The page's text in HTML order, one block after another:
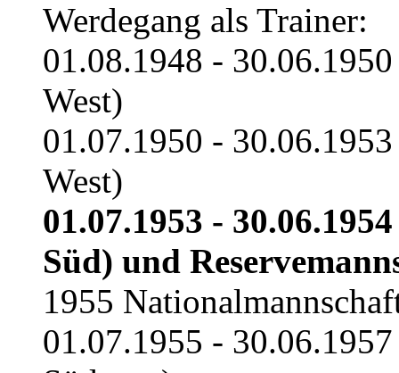
Werdegang als Trainer:
01.08.1948 -
West)
01.07.1950 -
West)
01.07.1953 -
Süd) und
1955
01.07.1955 -